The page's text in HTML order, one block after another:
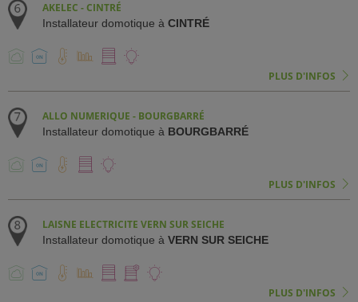
AKELEC - CINTRÉ
Installateur domotique à CINTRÉ
PLUS D'INFOS
ALLO NUMERIQUE - BOURGBARRÉ
Installateur domotique à BOURGBARRÉ
PLUS D'INFOS
LAISNE ELECTRICITE VERN SUR SEICHE
Installateur domotique à VERN SUR SEICHE
PLUS D'INFOS